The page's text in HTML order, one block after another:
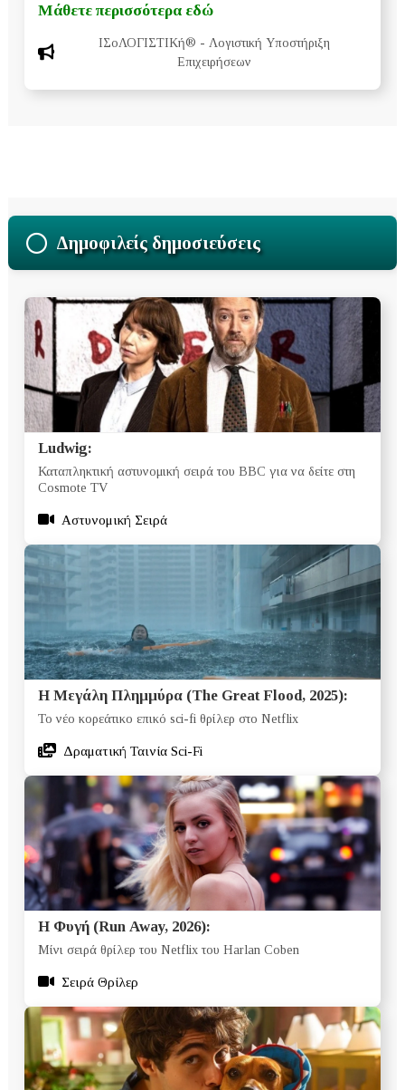
Μάθετε περισσότερα εδώ
ΙΣοΛΟΓΙΣΤΙΚή® - Λογιστική Υποστήριξη
Επιχειρήσεων
Δημοφιλείς δημοσιεύσεις
Ludwig:
Καταπληκτική αστυνομική σειρά του BBC για να δείτε στη
Cosmote TV
Αστυνομική Σειρά
Η Μεγάλη Πλημμύρα (The Great Flood, 2025):
Το νέο κορεάτικο επικό sci-fi θρίλερ στο Netflix
Δραματική Ταινία Sci-Fi
Η Φυγή (Run Away, 2026):
Μίνι σειρά θρίλερ του Netflix του Harlan Coben
Σειρά Θρίλερ